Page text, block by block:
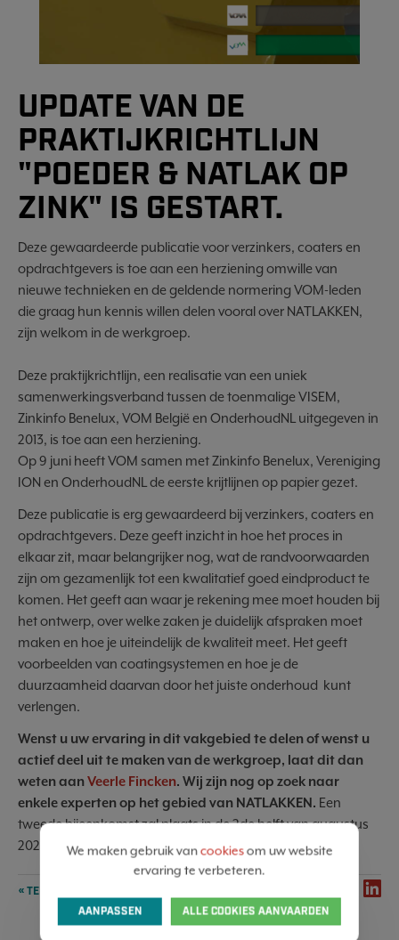
UPDATE VAN DE
PRAKTIJKRICHTLIJN
"POEDER & NATLAK OP
ZINK" IS GESTART.
Deze gewaardeerde publicatie voor verzinkers, coaters en
opdrachtgevers is toe aan een herziening omwille van
nieuwe technieken en de geldende normering VOM-leden
die graag hun kennis willen delen vooral over NATLAKKEN,
zijn welkom in de werkgroep.
Deze praktijkrichtlijn, een realisatie van een uniek
samenwerkingsverband tussen de toenmalige VISEM,
Zinkinfo Benelux, VOM België en OnderhoudNL uitgegeven in
2013, is toe aan een herziening.
Op 9 juni heeft VOM samen met Zinkinfo Benelux, Vereniging
ION en OnderhoudNL de eerste krijtlijnen op papier gezet.
Deze publicatie is erg gewaardeerd bij verzinkers, coaters en
opdrachtgevers. Deze geeft inzicht in hoe het proces in
elkaar zit, maar belangrijker nog, wat de randvoorwaarden
zijn om gezamenlijk tot een kwalitatief goed eindproduct te
komen. Het geeft aan waar je rekening mee moet houden bij
het ontwerp, over welke zaken je duidelijk afspraken moet
maken en hoe je uiteindelijk de kwaliteit meet. Het geeft
voorbeelden van coatingsystemen en hoe je de
duurzaamheid daarvan door het juiste onderhoud kunt
verlengen.
Wenst u uw ervaring in dit vakgebied te delen of wenst u
actief deel uit te maken van de werkgroep, laat dit dan
weten aanVeerle Fincken. Wij zijn nog op zoek naar
enkele experten op het gebied van NATLAKKEN. Een
tweede bijeenkomst zal plaats in de 2de helft van augustus
2020.
« TERUG NAAR OVERZICHT
We maken gebruik vancookiesom uw website
ervaring te verbeteren.
AANPASSEN ALLE COOKIES AANVAARDEN